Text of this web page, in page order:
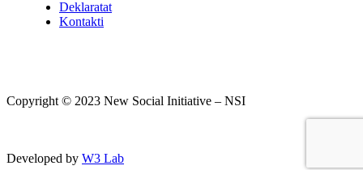
Deklaratat
Kontakti
Copyright © 2023 New Social Initiative – NSI
Developed by W3 Lab